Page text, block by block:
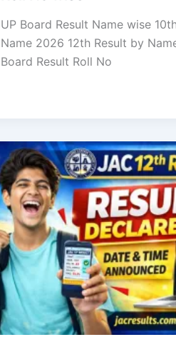
UP Board Result Name wise
Name 2026 12th Result by
Board Result Roll No